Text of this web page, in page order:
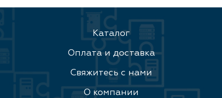
Каталог
Оплата и доставка
Свяжитесь с нами
О компании